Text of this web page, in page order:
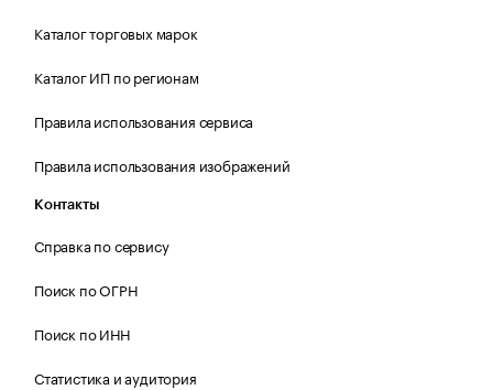
Каталог торговых марок
Каталог ИП по регионам
Правила использования сервиса
Правила использования изображений
Контакты
Справка по сервису
Поиск по ОГРН
Поиск по ИНН
Статистика и аудитория